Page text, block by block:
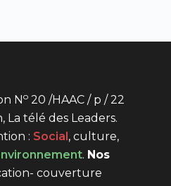
No 20 /HAAC / p / 22
La télé des Leaders.
: Social , culture,
. Nos
couverture